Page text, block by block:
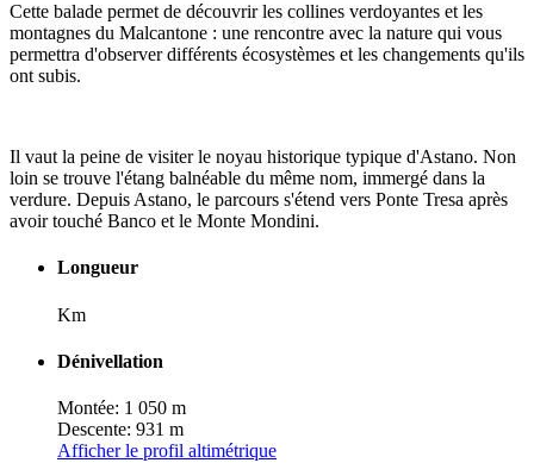
Cette balade permet de découvrir les collines verdoyantes et les
montagnes du Malcantone : une rencontre avec la nature qui vous
permettra d'observer différents écosystèmes et les changements qu'ils
ont subis.
Il vaut la peine de visiter le noyau historique typique d'Astano. Non
loin se trouve l'étang balnéable du même nom, immergé dans la
verdure. Depuis Astano, le parcours s'étend vers Ponte Tresa après
avoir touché Banco et le Monte Mondini.
Longueur
Km
Dénivellation
Montée: 1 050 m
Descente: 931 m
Afficher le profil altimétrique